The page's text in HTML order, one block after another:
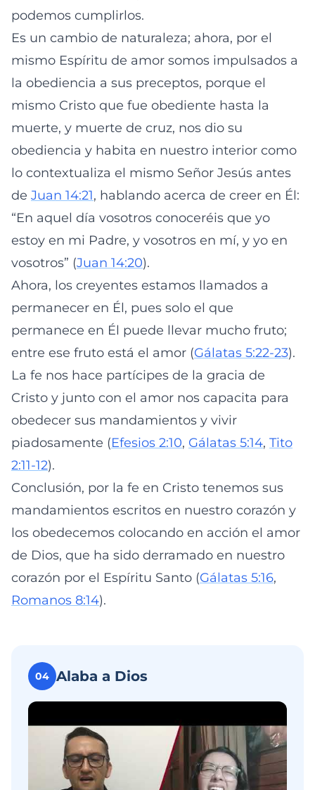
podemos cumplirlos.
Es un cambio de naturaleza; ahora, por el
mismo Espíritu de amor somos impulsados a
la obediencia a sus preceptos, porque el
mismo Cristo que fue obediente hasta la
muerte, y muerte de cruz, nos dio su
obediencia y habita en nuestro interior como
lo contextualiza el mismo Señor Jesús antes
de Juan 14:21, hablando acerca de creer en Él:
“En aquel día vosotros conoceréis que yo
estoy en mi Padre, y vosotros en mí, y yo en
vosotros” (Juan 14:20).
Ahora, los creyentes estamos llamados a
permanecer en Él, pues solo el que
permanece en Él puede llevar mucho fruto;
entre ese fruto está el amor (Gálatas 5:22-23).
La fe nos hace partícipes de la gracia de
Cristo y junto con el amor nos capacita para
obedecer sus mandamientos y vivir
piadosamente (Efesios 2:10, Gálatas 5:14, Tito
2:11-12).
Conclusión, por la fe en Cristo tenemos sus
mandamientos escritos en nuestro corazón y
los obedecemos colocando en acción el amor
de Dios, que ha sido derramado en nuestro
corazón por el Espíritu Santo (Gálatas 5:16,
Romanos 8:14).
04 Alaba a Dios